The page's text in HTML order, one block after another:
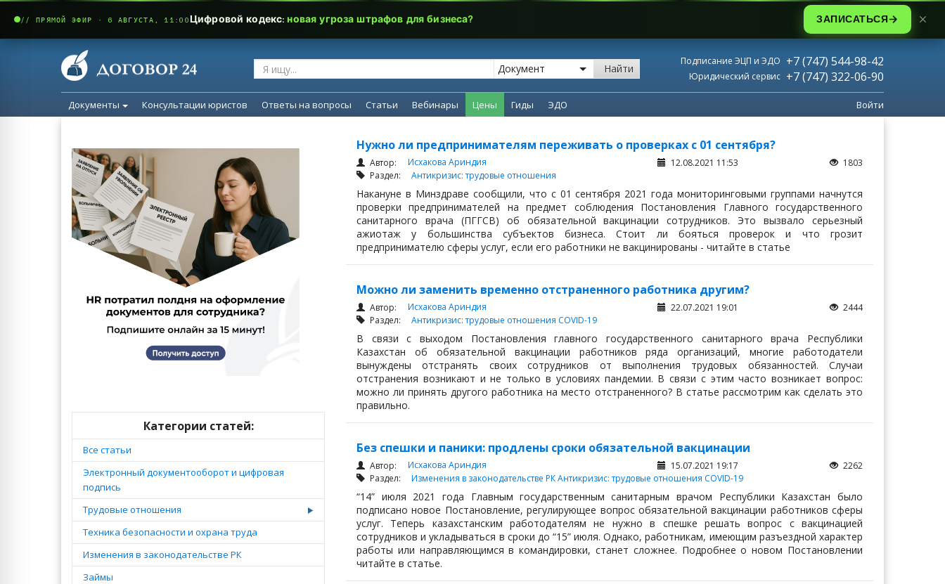
Найти
Подписание ЭЦП и ЭДО +7 (747) 544-98-42
Юридический сервис +7 (747) 322-06-90
Документы Консультации юристов Ответы на вопросы Статьи Вебинары Цены Гиды ЭДО Войти
Категории статей:
Все статьи
Электронный документооборот и цифровая
подпись
Трудовые отношения
Техника безопасности и охрана труда
Изменения в законодательстве РК
Займы
Нужно ли предпринимателям переживать о проверках с 01 сентября?
Автор: Исхакова Ариндия 12.08.2021 11:53
1803
Раздел: Антикризис: трудовые отношения
Накануне в Минздраве сообщили, что с 01 сентября 2021 года мониторинговыми группами начнутся
проверки предпринимателей на предмет соблюдения Постановления Главного государственного
санитарного врача (ПГГСВ) об обязательной вакцинации сотрудников. Это вызвало серьезный
ажиотаж у большинства субъектов бизнеса. Стоит ли бояться проверок и что грозит
предпринимателю сферы услуг, если его работники не вакцинированы - читайте в статье
Можно ли заменить временно отстраненного работника другим?
Автор: Исхакова Ариндия 22.07.2021 19:01
2444
Раздел: Антикризис: трудовые отношения COVID-19
В связи с выходом Постановления главного государственного санитарного врача Республики
Казахстан об обязательной вакцинации работников ряда организаций, многие работодатели
вынуждены отстранять своих сотрудников от выполнения трудовых обязанностей. Случаи
отстранения возникают и не только в условиях пандемии. В связи с этим часто возникает вопрос:
можно ли принять другого работника на место отстраненного? В статье рассмотрим как сделать это
правильно.
Без спешки и паники: продлены сроки обязательной вакцинации
Автор: Исхакова Ариндия 15.07.2021 19:17
2262
Раздел: Изменения в законодательстве РКАнтикризис: трудовые отношения COVID-19
“14” июля 2021 года Главным государственным санитарным врачом Республики Казахстан было
подписано новое Постановление, регулирующее вопрос обязательной вакцинации работников сферы
услуг. Теперь казахстанским работодателям не нужно в спешке решать вопрос с вакцинацией
сотрудников и укладываться в сроки до “15” июля. Однако, работникам, имеющим разъездной характер
работы или направляющимся в командировки, станет сложнее. Подробнее о новом Постановлении
читайте в статье.
// ПРЯМОЙ ЭФИР · 6 АВГУСТА, 11:00Цифровой кодекс:новая угроза штрафов для бизнеса? ЗАПИСАТЬСЯ